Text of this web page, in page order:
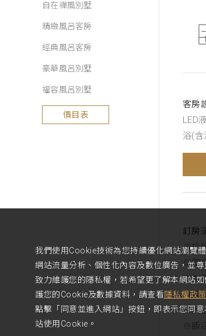
自在禪風別墅
精緻風呂客房
經典風呂客房
豪華風呂別墅
福容風呂別墅
價目表
客房
LED
浴(含
訂房
※旅
※歡
※每
※若
※入
※飯
我們使用Cookie技術為您持續優化網站瀏覽
網站流量分析、個性化內容及數位廣告，並尊
致力維護您的隱私權，若希望更了解本網站如
護您的Cookie及數據資料，請查看隱私權政策
點擊「同意並進入網站」按鈕，即表示您同意
站使用Cookie。